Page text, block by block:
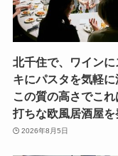
北千住で、ワインに
キにパスタを気軽に
この質の高さでこ
打ちな欧風居酒屋
2026年8月5日